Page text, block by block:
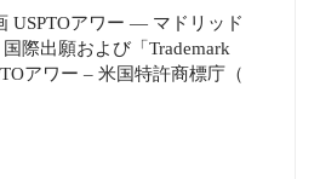
USPTOアワー ― マドリッド
際出願および「Trademark
アワー – 米国特許商標庁（